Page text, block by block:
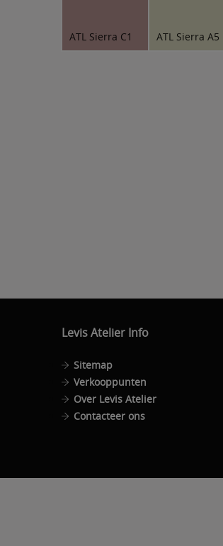
ATL Sierra C1 ATL Sierra A5
Levis Atelier Info
Sitemap
Verkooppunten
Over Levis Atelier
Contacteer ons